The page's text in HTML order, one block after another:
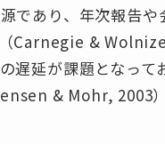
であり、年次報告
Carnegie &
遅延が課題となって
& Mohr, 2003）